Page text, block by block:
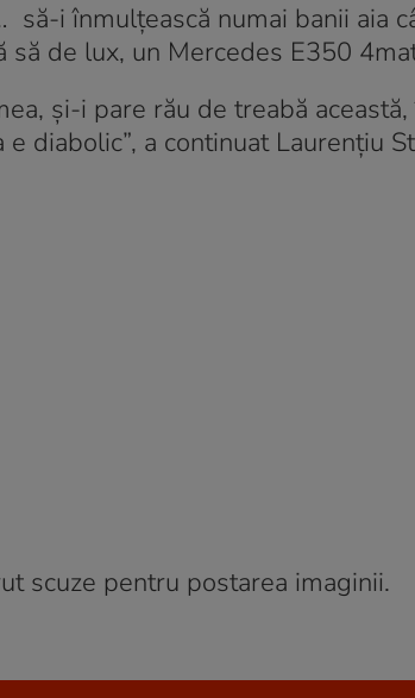
i înmulțească numai banii aia
de lux, un Mercedes E350
și-i pare rău de treabă
diabolic”, a continuat Laurențiu
scuze pentru postarea imaginii.